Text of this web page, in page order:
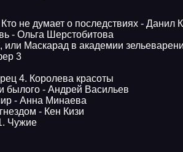
не думает о последствиях - Данил
- Ольга Шерстобитова
или Маскарад в академии
3
4. Королева красоты
былого - Андрей Васильев
- Анна Минаева
- Кен Кизи
Чужие